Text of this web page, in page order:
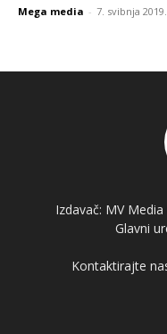
Mega media - 7. svibnja 2019.
Izdavač: MV
Glavni
Kontaktirajte